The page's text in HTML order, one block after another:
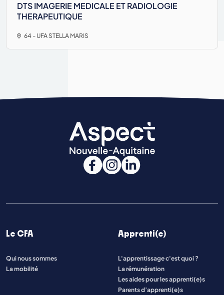
DTS IMAGERIE MEDICALE ET RADIOLOGIE
THERAPEUTIQUE
64 - UFA STELLA MARIS
Le CFA
Qui nous sommes
La mobilité
Apprenti(e)
L'apprentissage c'est quoi ?
La rémunération
Les aides pour les apprenti(e)s
Parents d’apprenti(e)s